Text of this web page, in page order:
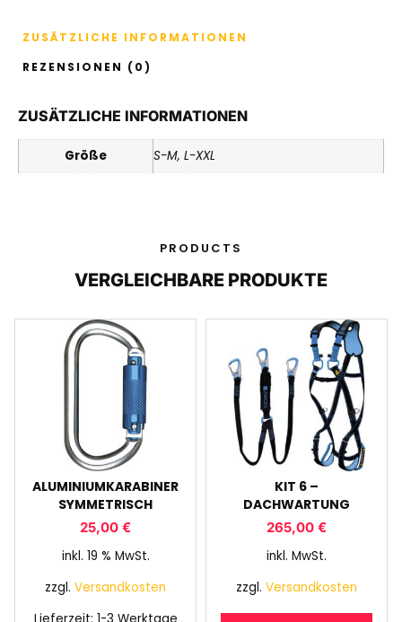
ZUSÄTZLICHE INFORMATIONEN
REZENSIONEN (0)
ZUSÄTZLICHE INFORMATIONEN
Größe S-M, L-XXL
PRODUCTS
VERGLEICHBARE PRODUKTE
ALUMINIUMKARABINER
SYMMETRISCH
25,00 €
inkl. 19 % MwSt.
zzgl. Versandkosten
KIT 6 –
DACHWARTUNG
265,00 €
inkl. MwSt.
zzgl. Versandkosten